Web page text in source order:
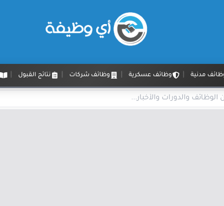
مدنية وظائف عسكرية وظائف شركات نتائج القبول